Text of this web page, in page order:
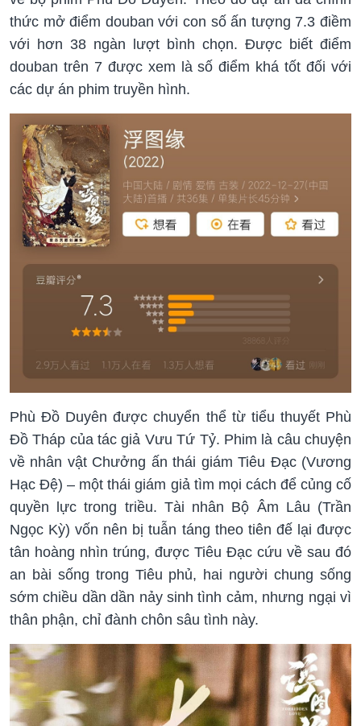
thức mở điểm douban với con số ấn tượng 7.3 điềm
với hơn 38 ngàn lượt bình chọn. Được biết điểm
douban trên 7 được xem là số điểm khá tốt đối với
các dự án phim truyền hình.
Phù Đồ Duyên được chuyển thể từ tiểu thuyết Phù
Đồ Tháp của tác giả Vưu Tứ Tỷ. Phim là câu chuyện
về nhân vật Chưởng ấn thái giám Tiêu Đạc (Vương
Hạc Đệ) – một thái giám giả tìm mọi cách để củng cố
quyền lực trong triều. Tài nhân Bộ Âm Lâu (Trần
Ngọc Kỳ) vốn nên bị tuẫn táng theo tiên đế lại được
tân hoàng nhìn trúng, được Tiêu Đạc cứu về sau đó
an bài sống trong Tiêu phủ, hai người chung sống
sớm chiều dần dần nảy sinh tình cảm, nhưng ngại vì
thân phận, chỉ đành chôn sâu tình này.